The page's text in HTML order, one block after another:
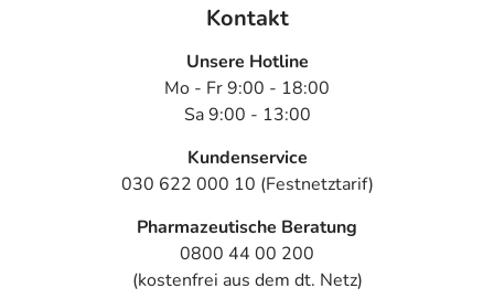
Kontakt
Unsere Hotline
Mo - Fr 9:00 - 18:00
Sa 9:00 - 13:00
Kundenservice
030 622 000 10 (Festnetztarif)
Pharmazeutische Beratung
0800 44 00 200
(kostenfrei aus dem dt. Netz)